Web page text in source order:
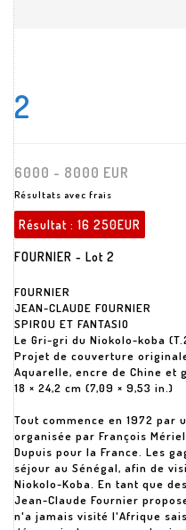
2
6000 - 8000 EUR
Résultats avec frais
Résultat : 16 250EUR
FOURNIER - Lot 2
FOURNIER
JEAN-CLAUDE FOURNIER
SPIROU ET FANTASIO
Le Gri-gri du Niokolo-koba
Projet de couverture
Aquarelle, encre de Chine et
18 × 24,2 cm (7,09 × 9,53 in.)
Tout commence en 1972
organisée par François
Dupuis pour la France. Les
séjour au Sénégal, afin de
Niokolo-Koba. En tant que
Jean-Claude Fournier
n'a jamais visité l'Afrique